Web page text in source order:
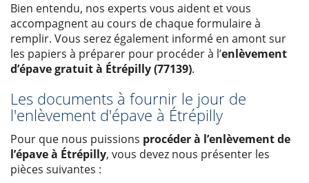
Bien entendu, nos experts vous aident et vous
accompagnent au cours de chaque formulaire à
remplir. Vous serez également informé en amont sur
les papiers à préparer pour procéder à l’enlèvement
d’épave gratuit à Étrépilly (77139).
Les documents à fournir le jour de
l'enlèvement d'épave à Étrépilly
Pour que nous puissions procéder à l’enlèvement de
l’épave à Étrépilly, vous devez nous présenter les
pièces suivantes :